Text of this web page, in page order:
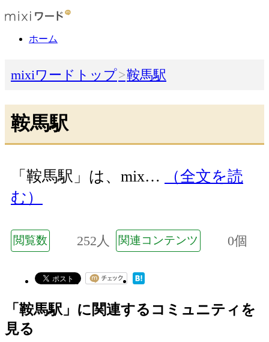
ホーム
mixiワードトップ 鞍馬駅
鞍馬駅
「鞍馬駅」は、mix…
（全文を読
む）
閲覧数 252人 関連コンテンツ 0個
「鞍馬駅」に関連するコミュニティを
見る